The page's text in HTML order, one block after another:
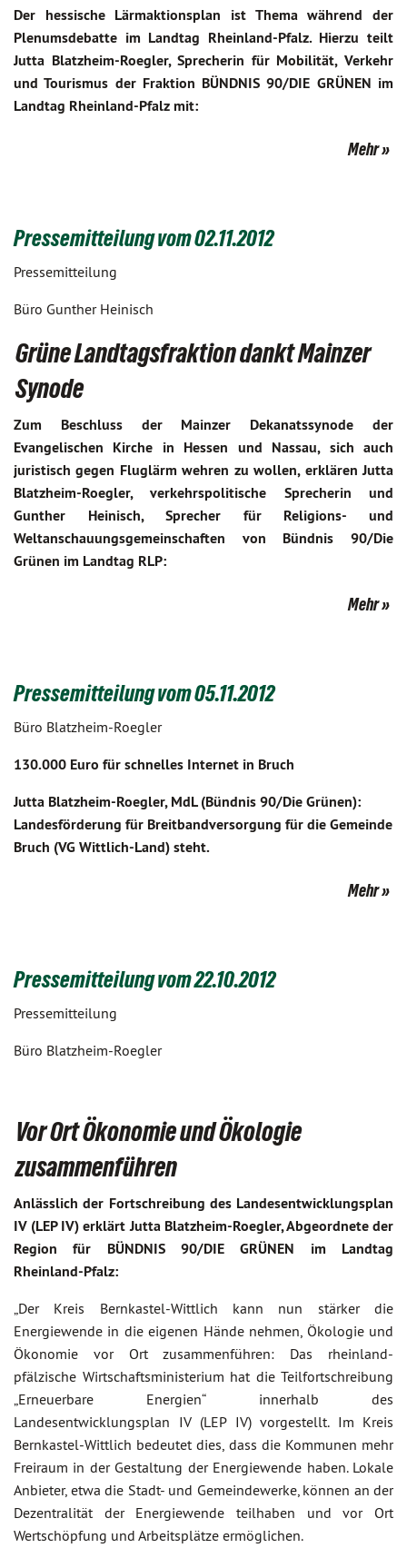
Der hessische Lärmaktionsplan ist Thema während der
Plenumsdebatte im Landtag Rheinland-Pfalz. Hierzu teilt
Jutta Blatzheim-Roegler, Sprecherin für Mobilität, Verkehr
und Tourismus der Fraktion BÜNDNIS 90/DIE GRÜNEN im
Landtag Rheinland-Pfalz mit:
Mehr
Pressemitteilung vom 02.11.2012
Pressemitteilung
Büro Gunther Heinisch
Grüne Landtagsfraktion dankt Mainzer
Synode
Zum Beschluss der Mainzer Dekanatssynode der
Evangelischen Kirche in Hessen und Nassau, sich auch
juristisch gegen Fluglärm wehren zu wollen, erklären Jutta
Blatzheim-Roegler, verkehrspolitische Sprecherin und
Gunther Heinisch, Sprecher für Religions- und
Weltanschauungsgemeinschaften von Bündnis 90/Die
Grünen im Landtag RLP:
Mehr
Pressemitteilung vom 05.11.2012
Büro Blatzheim-Roegler
130.000 Euro für schnelles Internet in Bruch
Jutta Blatzheim-Roegler, MdL (Bündnis 90/Die Grünen):
Landesförderung für Breitbandversorgung für die Gemeinde
Bruch (VG Wittlich-Land) steht.
Mehr
Pressemitteilung vom 22.10.2012
Pressemitteilung
Büro Blatzheim-Roegler
Vor Ort Ökonomie und Ökologie
zusammenführen
Anlässlich der Fortschreibung des Landesentwicklungsplan
IV (LEP IV) erklärt Jutta Blatzheim-Roegler, Abgeordnete der
Region für BÜNDNIS 90/DIE GRÜNEN im Landtag
Rheinland-Pfalz:
„Der Kreis Bernkastel-Wittlich kann nun stärker die
Energiewende in die eigenen Hände nehmen, Ökologie und
Ökonomie vor Ort zusammenführen: Das rheinland-
pfälzische Wirtschaftsministerium hat die Teilfortschreibung
„Erneuerbare Energien“ innerhalb des
Landesentwicklungsplan IV (LEP IV) vorgestellt. Im Kreis
Bernkastel-Wittlich bedeutet dies, dass die Kommunen mehr
Freiraum in der Gestaltung der Energiewende haben. Lokale
Anbieter, etwa die Stadt- und Gemeindewerke, können an der
Dezentralität der Energiewende teilhaben und vor Ort
Wertschöpfung und Arbeitsplätze ermöglichen.